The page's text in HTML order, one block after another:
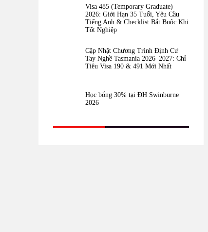
Visa 485 (Temporary Graduate)
2026: Giới Hạn 35 Tuổi, Yêu Cầu
Tiếng Anh & Checklist Bắt Buộc Khi
Tốt Nghiệp
Cập Nhật Chương Trình Định Cư
Tay Nghề Tasmania 2026–2027: Chỉ
Tiêu Visa 190 & 491 Mới Nhất
Học bổng 30% tại ĐH Swinburne
2026